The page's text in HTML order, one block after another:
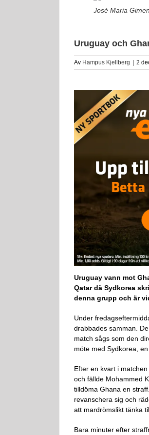
José Maria
Uruguay och
Av Hampus Kjellberg 2
Uruguay vann mot
Qatar då Sydkorea
denna grupp och är
Under
drabbades samman.
match sågs som den
möte med Sydkorea,
Efter en kvart i
och fällde Mohammed
tilldöma Ghana en
revanschera sig och
att mardrömslikt tänka
Bara minuter efter